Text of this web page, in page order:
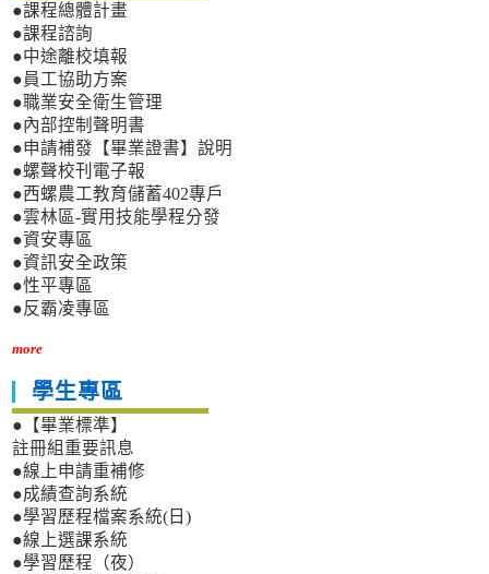
●課程總體計畫
●課程諮詢
●中途離校填報
●員工協助方案
●職業安全衛生管理
●內部控制聲明書
●申請補發【畢業證書】說明
●螺聲校刊電子報
●西螺農工教育儲蓄402專戶
●雲林區-實用技能學程分發
●資安專區
●資訊安全政策
●性平專區
●反霸凌專區
more
學生專區
●【畢業標準】
註冊組重要訊息
●線上申請重補修
●成績查詢系統
●學習歷程檔案系統(日)
●線上選課系統
●學習歷程（夜）